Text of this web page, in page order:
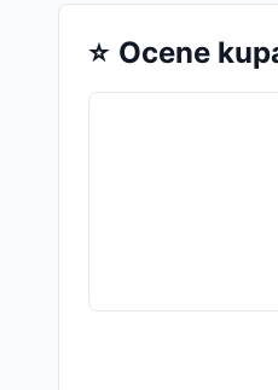
⭐ Ocene